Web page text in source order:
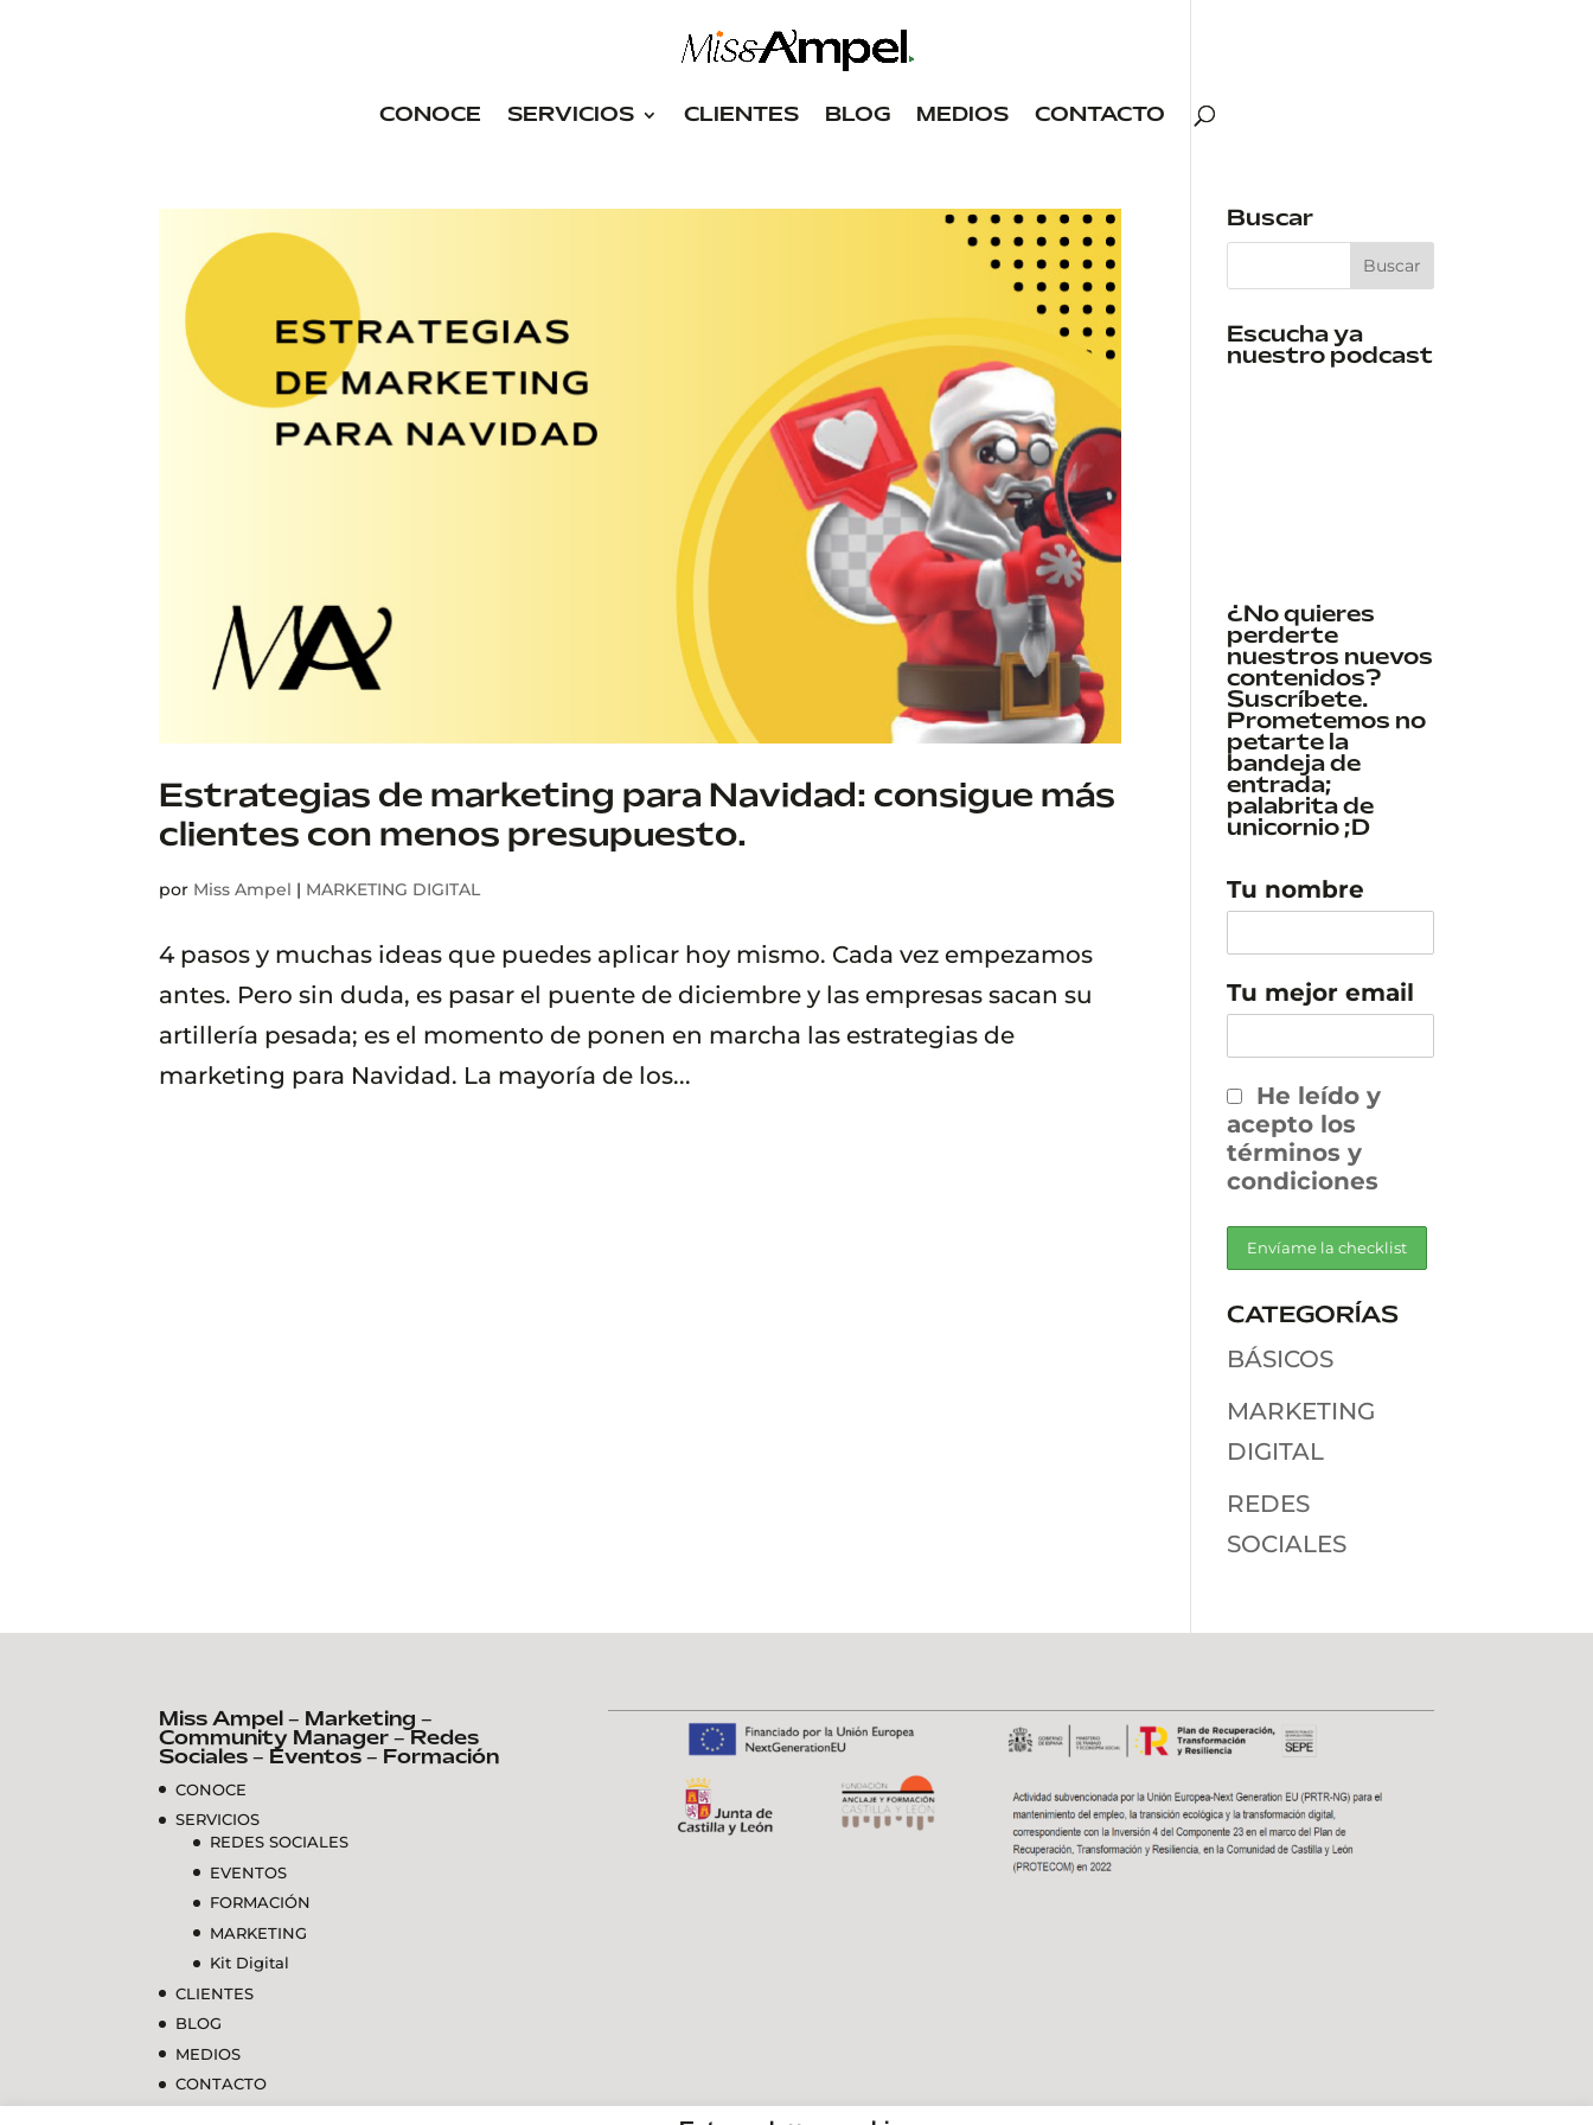
CONOCE SERVICIOS CLIENTES BLOG MEDIOS CONTACTO
Estrategias de marketing para Navidad: consigue más
clientes con menos presupuesto.
por Miss Ampel | MARKETING DIGITAL
4 pasos y muchas ideas que puedes aplicar hoy mismo. Cada vez empezamos
antes. Pero sin duda, es pasar el puente de diciembre y las empresas sacan su
artillería pesada; es el momento de ponen en marcha las estrategias de
marketing para Navidad. La mayoría de los...
Buscar
Escucha ya
nuestro podcast
¿No quieres
perderte
nuestros nuevos
contenidos?
Suscríbete.
Prometemos no
petarte la
bandeja de
entrada;
palabrita de
unicornio ;D
Tu nombre
Tu mejor email
He leído y
acepto los
términos y
condiciones
CATEGORÍAS
BÁSICOS
MARKETING
DIGITAL
REDES
SOCIALES
Miss Ampel – Marketing –
Community Manager – Redes
Sociales – Eventos – Formación
CONOCE
SERVICIOS
REDES SOCIALES
EVENTOS
FORMACIÓN
MARKETING
Kit Digital
CLIENTES
BLOG
MEDIOS
CONTACTO